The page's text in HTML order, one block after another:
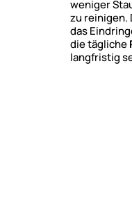
weniger
zu reinigen.
das
die tägliche
langfristig